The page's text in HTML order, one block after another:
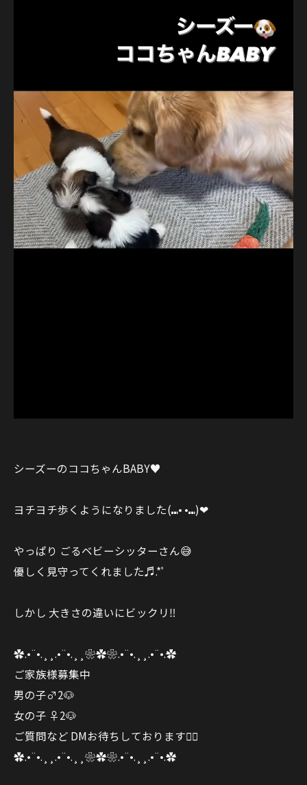
シーズーのココちゃんBABY♥
ヨチヨチ歩くようになりました(⑉• •⑉)❤︎
やっぱり ごるベビーシッターさん😅
優しく見守ってくれました♬.*ﾟ
しかし 大きさの違いにビックリ‼️
✿.•¨•.¸¸.•¨•.¸¸❀✿❀.•¨•.¸¸.•¨•.✿
ご家族様募集中
男の子♂2🐶
女の子︎︎ ♀2🐶
ご質問など DMお待ちしております🙇‍♀️
✿.•¨•.¸¸.•¨•.¸¸❀✿❀.•¨•.¸¸.•¨•.✿